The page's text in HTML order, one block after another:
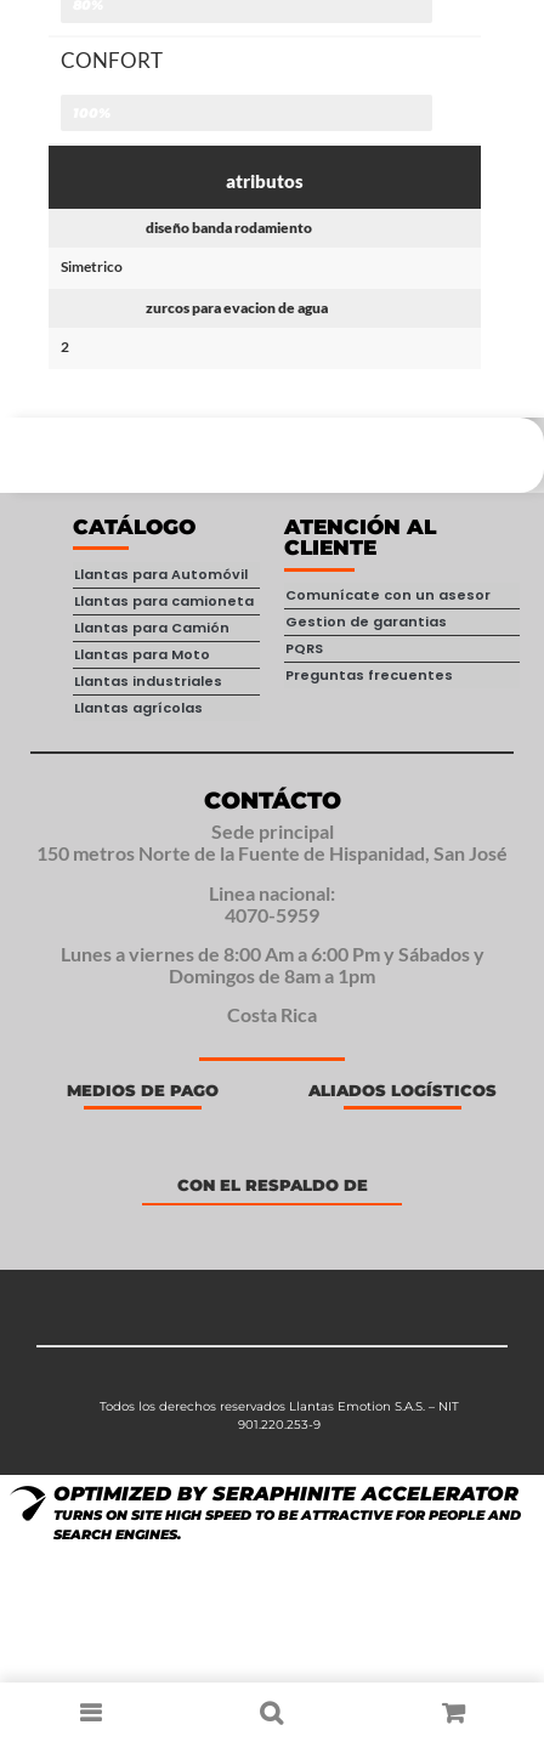
CONFORT
atributos
diseño banda rodamiento
Simetrico
zurcos para evacion de agua
2
CATÁLOGO
Llantas para Automóvil
Llantas para camioneta
Llantas para Camión
Llantas para Moto
Llantas industriales
Llantas agrícolas
ATENCIÓN AL
CLIENTE
Comunícate con un asesor
Gestion de garantias
PQRS
Preguntas frecuentes
CONTÁCTO
Sede principal
150 metros Norte de la Fuente de Hispanidad, San José
Linea nacional:
4070-5959
Lunes a viernes de 8:00 Am a 6:00 Pm y Sábados y
Domingos de 8am a 1pm
Costa Rica
MEDIOS DE PAGO ALIADOS LOGÍSTICOS
CON EL RESPALDO DE
Todos los derechos reservados Llantas Emotion S.A.S. – NIT
901.220.253-9
OPTIMIZED BY SERAPHINITE ACCELERATOR
TURNS ON SITE HIGH SPEED TO BE ATTRACTIVE FOR PEOPLE AND
SEARCH ENGINES.